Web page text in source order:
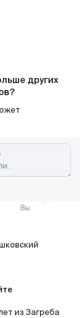
других
Вы
из Загреба